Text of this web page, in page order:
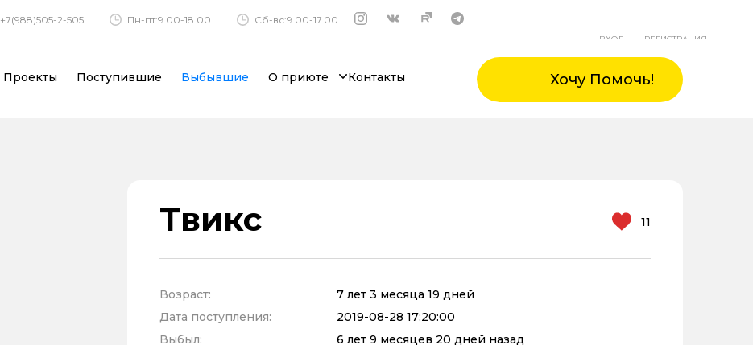
+7(988)505-2-505 Пн-пт:9.00-18.00 Сб-вс:9.00-17.00
ВХОД РЕГИСТРАЦИЯ
Проекты Поступившие Выбывшие О приюте Контакты Хочу Помочь!
Твикс 11
Возраст:
7 лет 3 месяца 19 дней
Дата поступления:
2019-08-28 17:20:00
Выбыл:
6 лет 9 месяцев 20 дней назад